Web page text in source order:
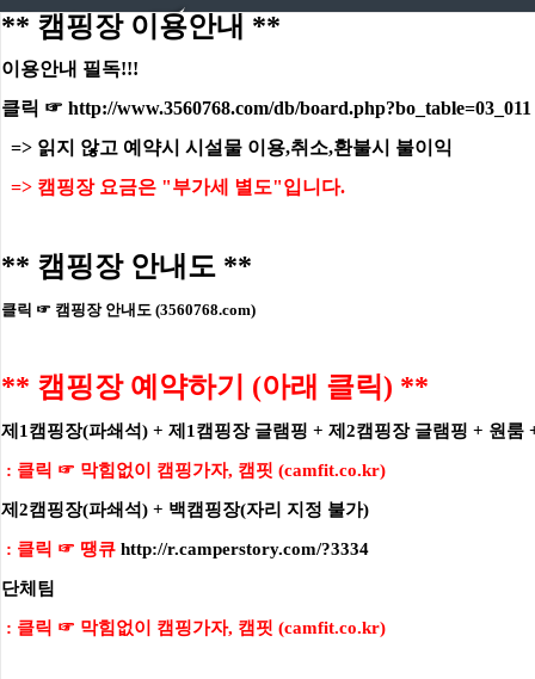
** 캠핑장 이용안내 **
이용안내 필독!!!​
클릭 ☞ http://www.3560768.com/db/board.php?bo_table=03_011
​ => 읽지 않고 예약시 시설물 이용,취소,환불시 불이익
=> 캠핑장 요금은 "부가세 별도"입니다.
** 캠핑장 안내도 **
클릭 ☞ 캠핑장 안내도 (3560768.com)
** 캠핑장 예약하기 (아래 클릭) **
제1캠핑장(파쇄석) + 제1캠핑장 글램핑 + 제2캠핑장 글램핑 + 원룸
: 클릭 ☞ 막힘없이 캠핑가자, 캠핏 (camfit.co.kr)
제2캠핑장(파쇄석) + 백캠핑장(자리 지정 불가)
: 클릭 ☞ 땡큐 http://r.camperstory.com/?3334
단체팀
: 클릭 ☞ 막힘없이 캠핑가자, 캠핏 (camfit.co.kr)
Next
찾아오시는 길
공지사항/이벤트
[2026년 화성시 학생승마 개별접수 희망학생 안내=산들래승마클럽]
[2026년 산들래승마클럽 사회공익 승마 접수 안내문]
[2026 힐링승마 지원사업 (일반국민,사회공익) 강습비 입금 및 수업 안내-상반기]
[2026년 학생승마 모집 시간표 안내 및 접수 안내문-수원시 생활승마 -평일반/방학반]